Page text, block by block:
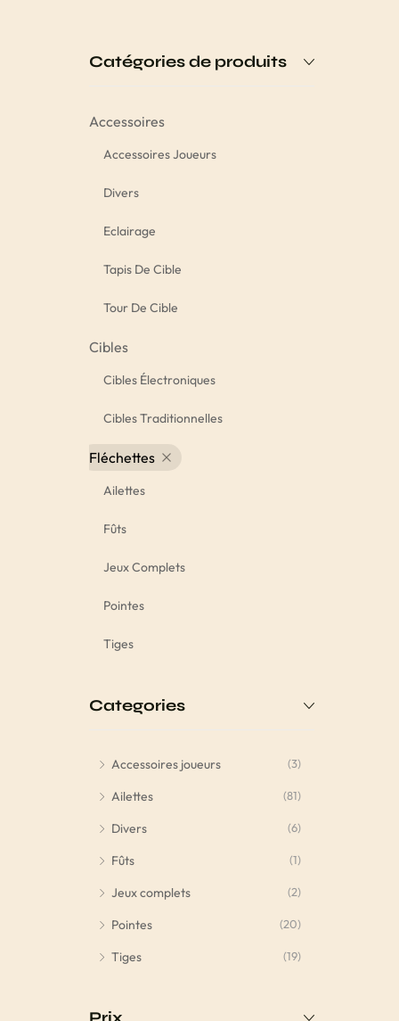
Catégories de produits
Accessoires
Accessoires Joueurs
Divers
Eclairage
Tapis De Cible
Tour De Cible
Cibles
Cibles Électroniques
Cibles Traditionnelles
Fléchettes
Ailettes
Fûts
Jeux Complets
Pointes
Tiges
Categories
Accessoires joueurs (3)
Ailettes (81)
Divers (6)
Fûts (1)
Jeux complets (2)
Pointes (20)
Tiges (19)